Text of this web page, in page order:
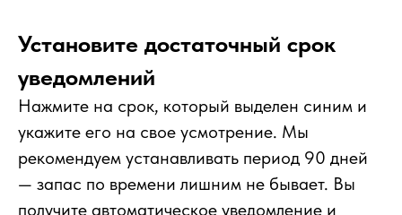
Установите достаточный срок
уведомлений
Нажмите на срок, который выделен синим и
укажите его на свое усмотрение. Мы
рекомендуем устанавливать период 90 дней
— запас по времени лишним не бывает. Вы
получите автоматическое уведомление и